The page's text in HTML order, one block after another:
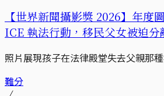
【世界新聞攝影獎 2026】年度
ICE 執法行動，移民父女被迫分
照片展現孩子在法律殿堂失去父親那
難分